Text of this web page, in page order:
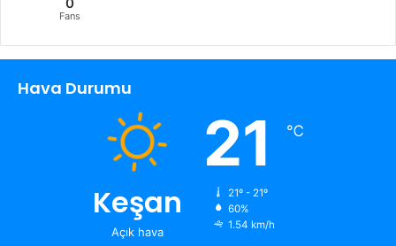
Fans
Hava Durumu
Keşan
Açık hava
21 ℃
21º - 21º
60%
1.54 km/h